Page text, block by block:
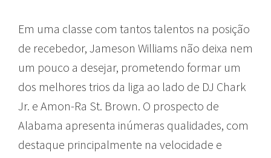
Em uma classe com tantos talentos na posição
de recebedor, Jameson Williams não deixa nem
um pouco a desejar, prometendo formar um
dos melhores trios da liga ao lado de DJ Chark
Jr. e Amon-Ra St. Brown. O prospecto de
Alabama apresenta inúmeras qualidades, com
destaque principalmente na velocidade e